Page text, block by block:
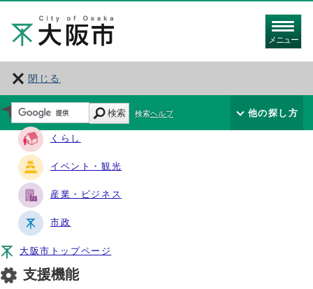
メニュー
閉じる
サイト・ナビ
くらし
イベント・観光
産業・ビジネス
市政
大阪市トップページ
支援機能
検索 検索ヘルプ 他の探し方